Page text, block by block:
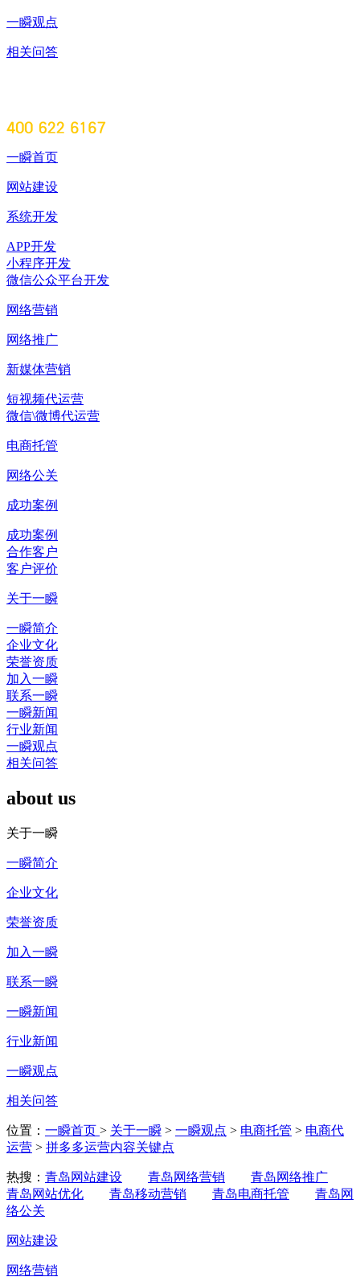
一瞬观点
相关问答
一瞬首页
网站建设
系统开发
APP开发
小程序开发
微信公众平台开发
网络营销
网络推广
新媒体营销
短视频代运营
微信\微博代运营
电商托管
网络公关
成功案例
成功案例
合作客户
客户评价
关于一瞬
一瞬简介
企业文化
荣誉资质
加入一瞬
联系一瞬
一瞬新闻
行业新闻
一瞬观点
相关问答
about us
关于一瞬
一瞬简介
企业文化
荣誉资质
加入一瞬
联系一瞬
一瞬新闻
行业新闻
一瞬观点
相关问答
位置： 一瞬首页 > 关于一瞬 > 一瞬观点 > 电商托管 > 电商代
运营 > 拼多多运营内容关键点
热搜： 青岛网站建设 青岛网络营销
青岛网络推广
青岛网站优化
青岛移动营销 青岛电商托管
青岛网
络公关
网站建设
网络营销